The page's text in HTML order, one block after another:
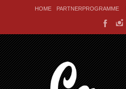
HOME PARTNERPROGRAMME